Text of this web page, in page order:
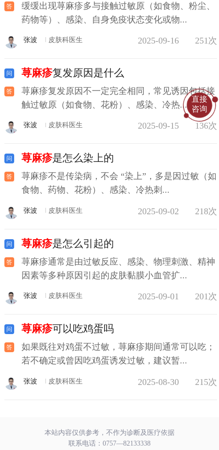
缓缓出现荨麻疹多与接触过敏原（如食物、粉尘、
药物等）、感染、自身免疫状态变化或物...
张波 皮肤科医生 2025-09-16 251次
荨麻疹复发原因是什么
荨麻疹复发原因不一定完全相同，常见诱因包括接
触过敏原（如食物、花粉）、感染、冷热...
张波 皮肤科医生 2025-09-15 136次
荨麻疹是怎么染上的
荨麻疹不是传染病，不会 “染上”，多是因过敏（如
食物、药物、花粉）、感染、冷热刺...
张波 皮肤科医生 2025-09-02 218次
荨麻疹是怎么引起的
荨麻疹通常是由过敏反应、感染、物理刺激、精神
因素等多种原因引起的皮肤黏膜小血管扩...
张波 皮肤科医生 2025-09-01 201次
荨麻疹可以吃鸡蛋吗
如果既往对鸡蛋不过敏，荨麻疹期间通常可以吃；
若不确定或曾因吃鸡蛋诱发过敏，建议暂...
张波 皮肤科医生 2025-08-30 215次
本站内容仅供参考，不作为诊断及医疗依据
联系电话： 0757—82133338
直接
咨询